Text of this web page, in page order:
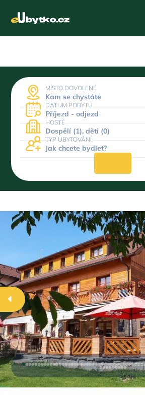
MÍSTO DOVOLENÉ
Kam se chystáte
DATUM POBYTU
Příjezd - odjezd
HOSTÉ
Dospělí (1), děti (0)
TYP UBYTOVÁNÍ
Jak chcete bydlet?